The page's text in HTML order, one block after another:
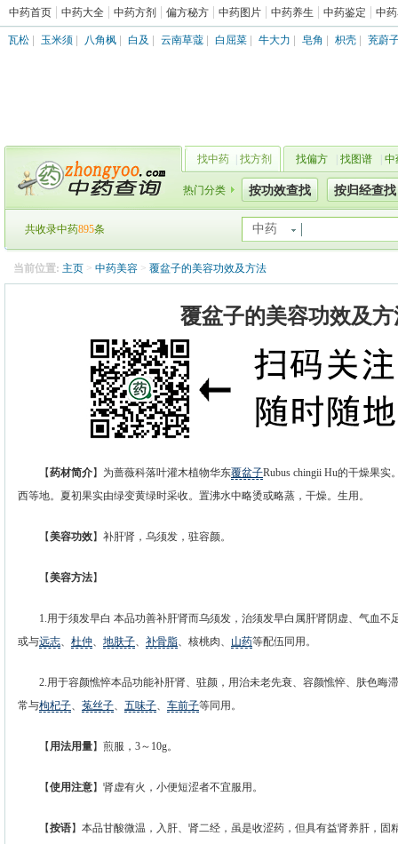
中药首页 中药大全 中药方剂 偏方秘方 中药图片 中药养生 中药鉴定 中
瓦松 玉米须 八角枫 白及 云南草蔻 白屈菜 牛大力 皂角 枳壳 茺蔚
找中药 找方剂 找偏方 找图谱 中
热门分类 按功效查找 按归经查找
共收录中药895条 中药
当前位置: 主页 > 中药美容 > 覆盆子的美容功效及方法
覆盆子的美容功效及方
【药材简介】为蔷薇科落叶灌木植物华东覆盆子Rubus chingii Hu的干燥果
西等地。夏初果实由绿变黄绿时采收。置沸水中略烫或略蒸，干燥。生用。
【美容功效】补肝肾，乌须发，驻容颜。
【美容方法】
1.用于须发早白 本品功善补肝肾而乌须发，治须发早白属肝肾阴虚、气血不
或与远志、 杜仲、 地肤子、 补骨脂、核桃肉、 山药等配伍同用。
2.用于容颜憔悴本品功能补肝肾、驻颜，用治未老先衰、容颜憔悴、肤色晦
常与枸杞子、 菟丝子、 五味子、 车前子等同用。
【 用法用量】煎服，3～10g。
【使用注意】肾虚有火，小便短涩者不宜服用。
【按语】本品甘酸微温，入肝、肾二经，虽是收涩药，但具有益肾养肝，固